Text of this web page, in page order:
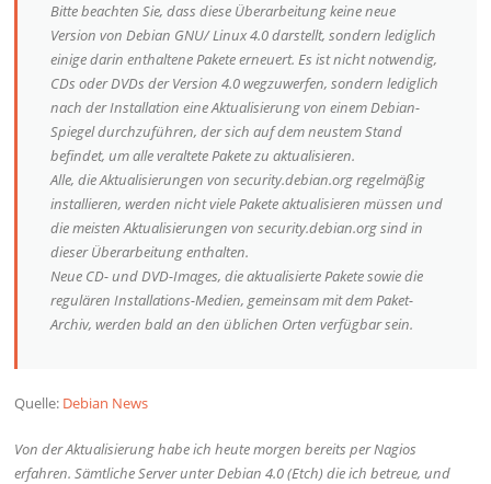
Bitte beachten Sie, dass diese Überarbeitung keine neue
Version von Debian GNU/ Linux 4.0 darstellt, sondern lediglich
einige darin enthaltene Pakete erneuert. Es ist nicht notwendig,
CDs oder DVDs der Version 4.0 wegzuwerfen, sondern lediglich
nach der Installation eine Aktualisierung von einem Debian-
Spiegel durchzuführen, der sich auf dem neustem Stand
befindet, um alle veraltete Pakete zu aktualisieren.
Alle, die Aktualisierungen von security.debian.org regelmäßig
installieren, werden nicht viele Pakete aktualisieren müssen und
die meisten Aktualisierungen von security.debian.org sind in
dieser Überarbeitung enthalten.
Neue CD- und DVD-Images, die aktualisierte Pakete sowie die
regulären Installations-Medien, gemeinsam mit dem Paket-
Archiv, werden bald an den üblichen Orten verfügbar sein.
Quelle: Debian News
Von der Aktualisierung habe ich heute morgen bereits per Nagios
erfahren. Sämtliche Server unter Debian 4.0 (Etch) die ich betreue, und